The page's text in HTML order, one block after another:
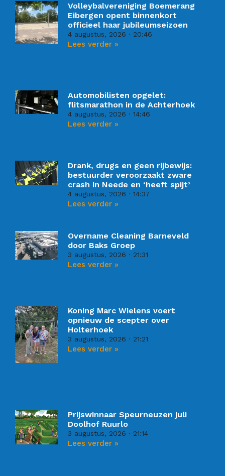
Volleybalvereniging Boemerang
Eibergen opent binnenkort
officieel haar jubileumseizoen
4 augustus, 2026 20:46
Lees verder »
Automobilisten opgelet:
flitsmarathon in de Achterhoek
4 augustus, 2026 14:46
Lees verder »
Drank, drugs en geen rijbewijs:
bestuurder veroorzaakt zware
crash in Neede en ‘heeft spijt’
4 augustus, 2026 14:37
Lees verder »
Overname Cleaning Barneveld
door Baks Groep
3 augustus, 2026 21:31
Lees verder »
Koning Marc Wielens voert
opnieuw de scepter over
Holterhoek
3 augustus, 2026 21:21
Lees verder »
Prijswinnaar Speurneuzen juli
Doolhof Ruurlo
3 augustus, 2026 21:14
Lees verder »